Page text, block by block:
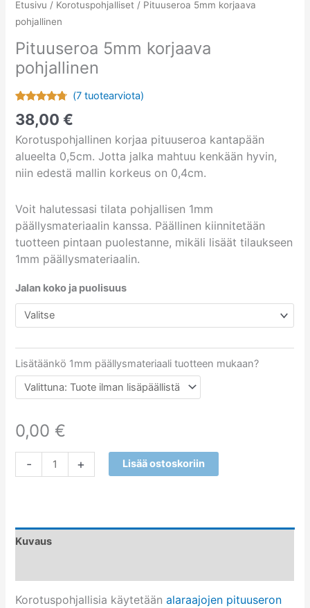
Etusivu / Korotuspohjalliset / Pituuseroa 5mm korjaava
pohjallinen
Pituuseroa 5mm korjaava
pohjallinen
Arvio4.57
5:stä
perustuen
7
asiakkaan
arvotukseen.
(7 tuotearviota)
38,00€
Korotuspohjallinen korjaa pituuseroa kantapään
alueelta 0,5cm. Jotta jalka mahtuu kenkään hyvin,
niin edestä mallin korkeus on 0,4cm.
Voit halutessasi tilata pohjallisen 1mm
päällysmateriaalin kanssa. Päällinen kiinnitetään
tuotteen pintaan puolestanne, mikäli lisäät tilaukseen
1mm päällysmateriaalin.
Jalan koko ja puolisuus
Lisätäänkö 1mm päällysmateriaali tuotteen mukaan?
0,00€
- + Lisää ostoskoriin
Kuvaus
Korotuspohjallisia käytetäänalaraajojen pituuseron